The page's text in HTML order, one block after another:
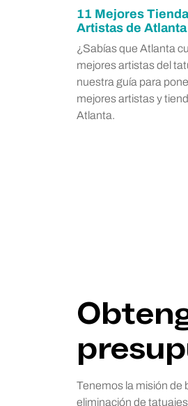
11 Mejores
Artistas de Atlanta
¿Sabías que Atlanta
mejores artistas del
nuestra guía para
mejores artistas y
Atlanta.
Tenemos la misión de
eliminación de